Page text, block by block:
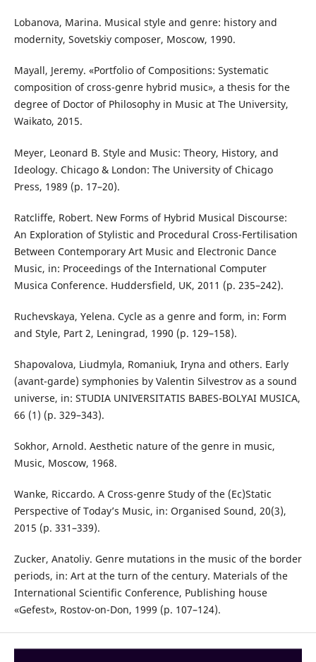
Lobanova, Marina. Musical style and genre: history and
modernity, Sovetskiy composer, Moscow, 1990.
Mayall, Jeremy. «Portfolio of Compositions: Systematic
composition of cross-genre hybrid music», a thesis for the
degree of Doctor of Philosophy in Music at The University,
Waikato, 2015.
Meyer, Leonard B. Style and Music: Theory, History, and
Ideology. Chicago & London: The University of Chicago
Press, 1989 (p. 17–20).
Ratcliffe, Robert. New Forms of Hybrid Musical Discourse:
An Exploration of Stylistic and Procedural Cross-Fertilisation
Between Contemporary Art Music and Electronic Dance
Music, in: Proceedings of the International Computer
Musica Conference. Huddersfield, UK, 2011 (p. 235–242).
Ruchevskaya, Yelena. Cycle as a genre and form, in: Form
and Style, Part 2, Leningrad, 1990 (p. 129–158).
Shapovalova, Liudmyla, Romaniuk, Iryna and others. Early
(avant-garde) symphonies by Valentin Silvestrov as a sound
universe, in: STUDIA UNIVERSITATIS BABES-BOLYAI MUSICA,
66 (1) (p. 329–343).
Sokhor, Arnold. Aesthetic nature of the genre in music,
Music, Moscow, 1968.
Wanke, Riccardo. A Cross-genre Study of the (Ec)Static
Perspective of Today’s Music, in: Organised Sound, 20(3),
2015 (p. 331–339).
Zucker, Anatoliy. Genre mutations in the music of the border
periods, in: Art at the turn of the century. Materials of the
International Scientific Conference, Publishing house
«Gefest», Rostov-on-Don, 1999 (p. 107–124).